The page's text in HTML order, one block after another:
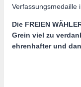
Verfassungsmedaille
Die FREIEN
Grein viel zu
ehrenhafter und